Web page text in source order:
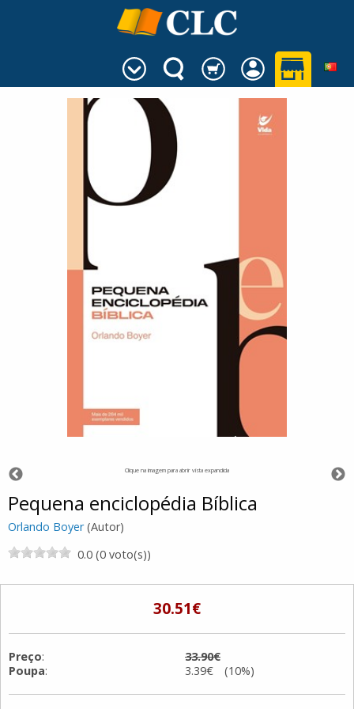
Clique na imagem para abrir vista expandida
Pequena enciclopédia Bíblica
Orlando Boyer(Autor)
0.0 (0 voto(s))
30.51€
Preço:
33.90€
Poupa: 3.39€ (10%)